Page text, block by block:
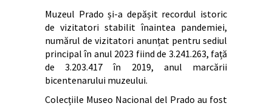
Muzeul Prado și-a depășit recordul istoric
de vizitatori stabilit înaintea pandemiei,
numărul de vizitatori anunțat pentru sediul
principal în anul 2023 fiind de 3.241.263, față
de 3.203.417 în 2019, anul marcării
bicentenarului muzeului.
Colecțiile Museo Nacional del Prado au fost